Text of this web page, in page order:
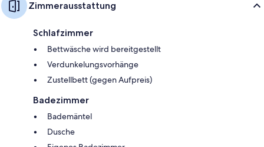
Zimmerausstattung
Schlafzimmer
Bettwäsche wird bereitgestellt
Verdunkelungsvorhänge
Zustellbett (gegen Aufpreis)
Badezimmer
Bademäntel
Dusche